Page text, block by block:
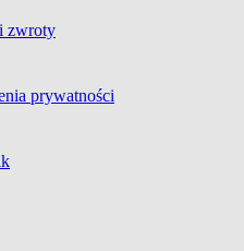
zwroty
prywatności